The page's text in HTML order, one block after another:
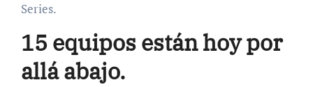
Series.
15 equipos están hoy por
allá abajo.